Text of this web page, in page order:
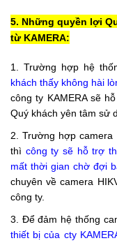
5. Những quyền lợi
từ KAMERA:
1. Trường hợp hệ
khách thấy không hài
công ty KAMERA sẽ
Quý khách yên tâm sử
2. Trường hợp
thì công ty sẽ hỗ trợ
mất thời gian chờ đợi
chuyên về camera
công ty.
3. Để đảm hệ thống
thiết bị của cty